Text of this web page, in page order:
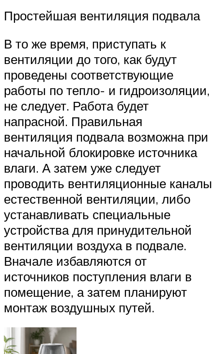
Простейшая вентиляция подвала
В то же время, приступать к
вентиляции до того, как будут
проведены соответствующие
работы по тепло- и гидроизоляции,
не следует. Работа будет
напрасной. Правильная
вентиляция подвала возможна при
начальной блокировке источника
влаги. А затем уже следует
проводить вентиляционные каналы
естественной вентиляции, либо
устанавливать специальные
устройства для принудительной
вентиляции воздуха в подвале.
Вначале избавляются от
источников поступления влаги в
помещение, а затем планируют
монтаж воздушных путей.